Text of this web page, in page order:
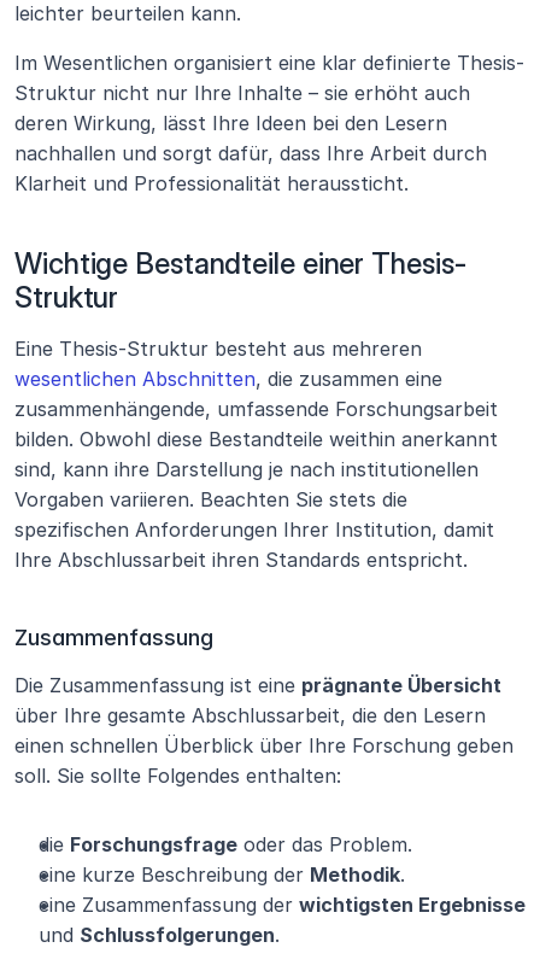
leichter beurteilen kann.
Im Wesentlichen organisiert eine klar definierte Thesis-
Struktur nicht nur Ihre Inhalte – sie erhöht auch
deren Wirkung, lässt Ihre Ideen bei den Lesern
nachhallen und sorgt dafür, dass Ihre Arbeit durch
Klarheit und Professionalität heraussticht.
Wichtige Bestandteile einer Thesis-
Struktur
wesentlichen Abschnitten, die zusammen eine
zusammenhängende, umfassende Forschungsarbeit
bilden. Obwohl diese Bestandteile weithin anerkannt
sind, kann ihre Darstellung je nach institutionellen
Vorgaben variieren. Beachten Sie stets die
spezifischen Anforderungen Ihrer Institution, damit
Ihre Abschlussarbeit ihren Standards entspricht.
Zusammenfassung
Die Zusammenfassung ist eine prägnante Übersicht
über Ihre gesamte Abschlussarbeit, die den Lesern
einen schnellen Überblick über Ihre Forschung geben
soll. Sie sollte Folgendes enthalten:
die Forschungsfrage oder das Problem.
eine kurze Beschreibung der Methodik.
eine Zusammenfassung der wichtigsten Ergebnisse
und Schlussfolgerungen.